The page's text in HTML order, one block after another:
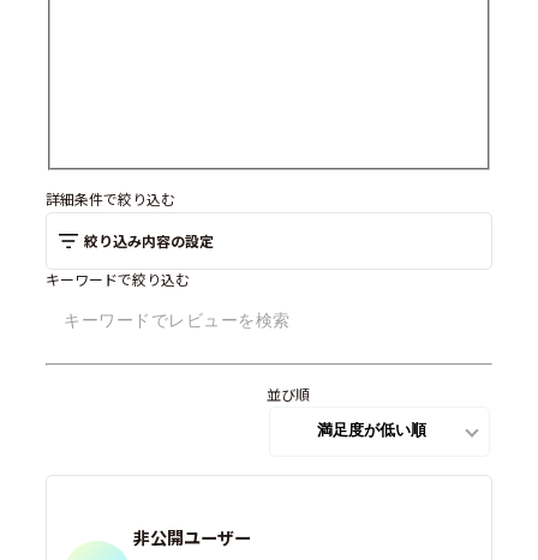
詳細条件で絞り込む
絞り込み内容の設定
キーワードで絞り込む
並び順
非公開ユーザー